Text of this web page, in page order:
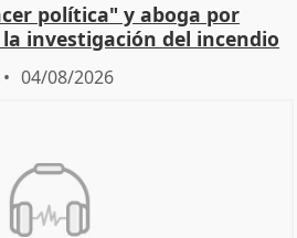
política" y aboga por
investigación del incendio
04/08/2026